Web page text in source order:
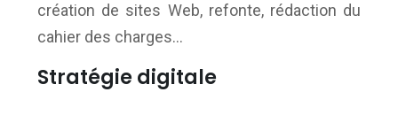
création de sites Web, refonte, rédaction du
cahier des charges…
Stratégie digitale